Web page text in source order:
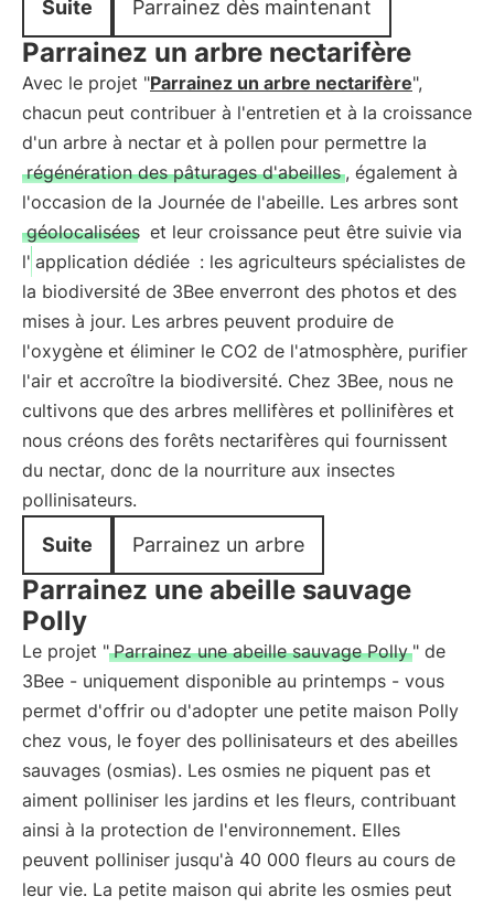
Suite Parrainez dès maintenant
Parrainez un arbre nectarifère
Avec le projet "Parrainez un arbre nectarifère",
chacun peut contribuer à l'entretien et à la croissance
d'un arbre à nectar et à pollen pour permettre la
régénération des pâturages d'abeilles , également à
l'occasion de la Journée de l'abeille. Les arbres sont
géolocalisées et leur croissance peut être suivie via
l' application dédiée : les agriculteurs spécialistes de
la biodiversité de 3Bee enverront des photos et des
mises à jour. Les arbres peuvent produire de
l'oxygène et éliminer le CO2 de l'atmosphère, purifier
l'air et accroître la biodiversité. Chez 3Bee, nous ne
cultivons que des arbres mellifères et pollinifères et
nous créons des forêts nectarifères qui fournissent
du nectar, donc de la nourriture aux insectes
pollinisateurs.
Suite Parrainez un arbre
Parrainez une abeille sauvage
Polly
Le projet " Parrainez une abeille sauvage Polly " de
3Bee - uniquement disponible au printemps - vous
permet d'offrir ou d'adopter une petite maison Polly
chez vous, le foyer des pollinisateurs et des abeilles
sauvages (osmias). Les osmies ne piquent pas et
aiment polliniser les jardins et les fleurs, contribuant
ainsi à la protection de l'environnement. Elles
peuvent polliniser jusqu'à 40 000 fleurs au cours de
leur vie. La petite maison qui abrite les osmies peut